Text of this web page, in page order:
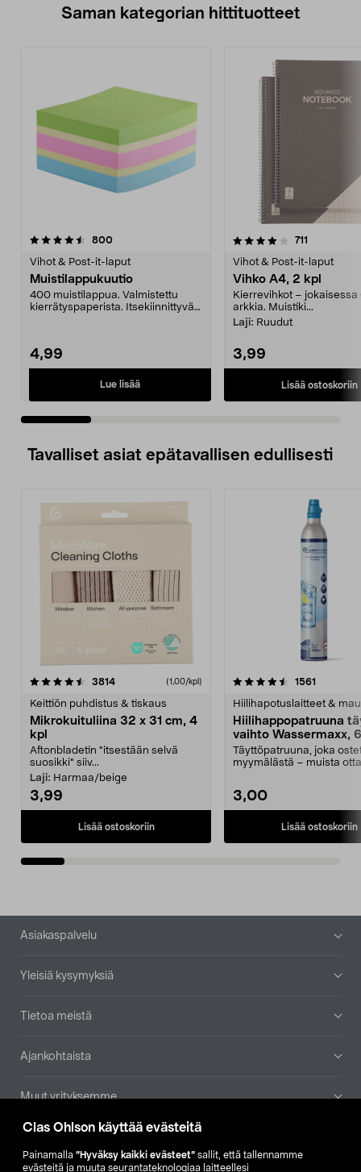
Clas Ohlson käyttää evästeitä
Painamalla ”Hyväksy kaikki evästeet” sallit, että tallennamme
evästeitä ja muuta seurantateknologiaa laitteellesi
Saman kategorian hittituotteet
800arvostelut
Vihot & Post-it-laput
Muistilappukuutio
400 muistilappua. Valmistettu
kierrätyspaperista. Itsekiinnittyvät
4,99
Lue lisää
4.0 viidestä
711
Vihot & Post-it-laput
Vihko A4, 2 kpl
Kierrevihkot – jokaisessa
arkkia. Muistiki...
Laji: Ruudut
3,99
Lisää ostoskoriin
3.5 viidestä
Tavalliset asiat epätavallisen edullisesti
3814arvostelut (1,00/kpl)
Keittiön puhdistus & tiskaus
Mikrokuituliina 32 x 31 cm, 4
kpl
Aftonbladetin "itsestään selvä
suosikki" siiv...
Laji: Harmaa/beige
3,99
Lisää ostoskoriin
4.5viidestä
1561
Hiilihapotuslaitteet &
Hiilihappopatruuna
vaihto Wassermaxx,
Täyttöpatruuna, joka
myymälästä – muista
3,00
Lisää ostoskoriin
4.5viidestä
Alatunniste
Asiakaspalvelu
Yleisiä kysymyksiä
Tietoa meistä
Ajankohtaista
Muut yrityksemme
Etsi myymälä